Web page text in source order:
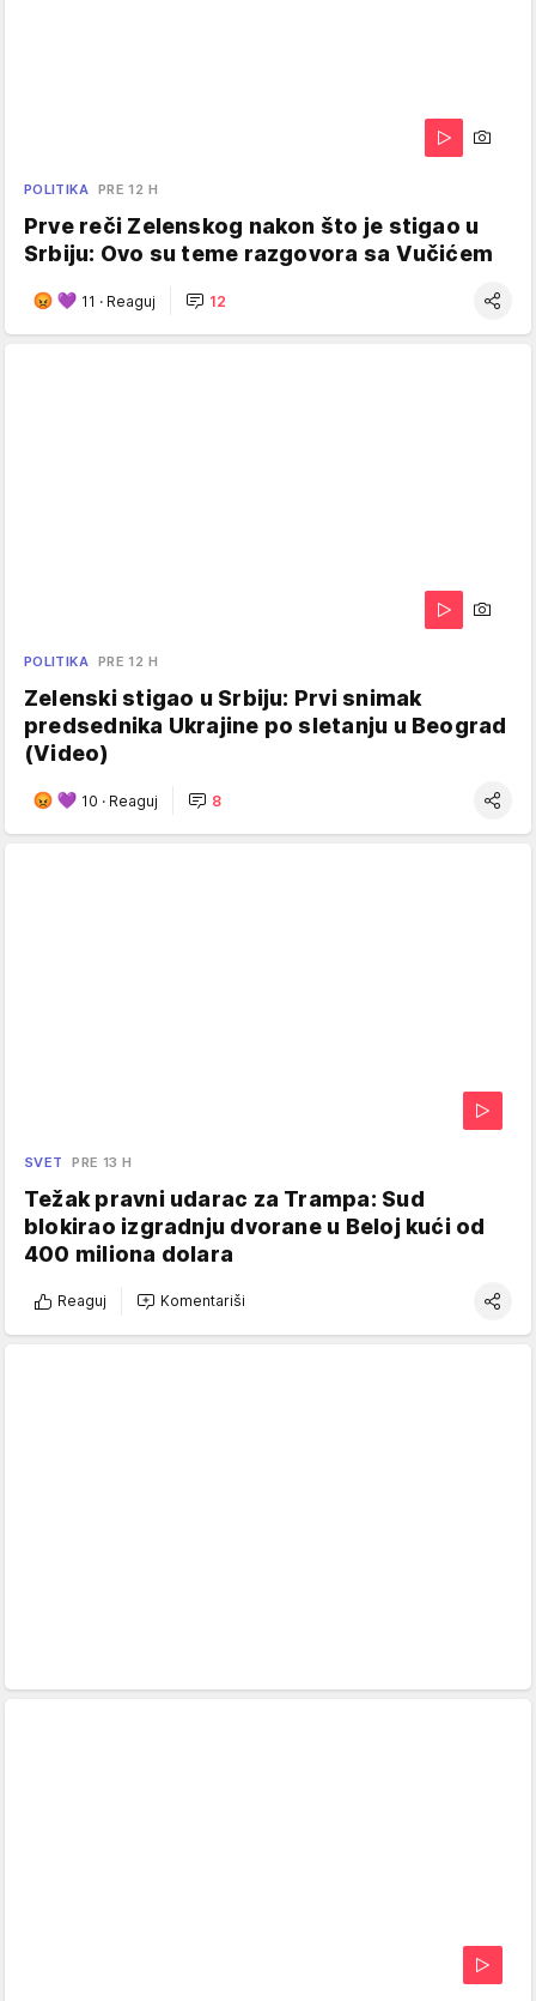
POLITIKA PRE 12 H
Prve reči Zelenskog nakon što je stigao u
Srbiju: Ovo su teme razgovora sa Vučićem
11 · Reaguj 12
POLITIKA PRE 12 H
Zelenski stigao u Srbiju: Prvi snimak
predsednika Ukrajine po sletanju u Beograd
(Video)
10 · Reaguj 8
SVET PRE 13 H
Težak pravni udarac za Trampa: Sud
blokirao izgradnju dvorane u Beloj kući od
400 miliona dolara
Reaguj Komentariši